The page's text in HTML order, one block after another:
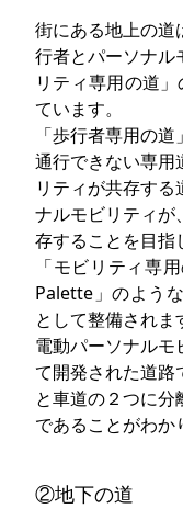
街にある地上の道
行者とパーソナル
リティ専用の道
ています。
「歩行者専用の
通行できない専用
リティが共存す
ナルモビリティが
存することを目指
「モビリティ専
Palette」のよう
として整備されま
電動パーソナル
て開発された道路
と車道の２つに
であることがわか
②地下の道